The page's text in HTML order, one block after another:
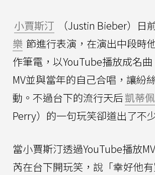
小賈斯汀 （Justin Bieber）日
樂 節進行表演，在演出中段時
作筆電，以YouTube播放成名
MV並與當年的自己合唱，讓紛
動。不過台下的流行天后凱蒂
Perry）的一句玩笑卻道出了不
當小賈斯汀透過YouTube播放
芮在台下開玩笑，說「幸好他